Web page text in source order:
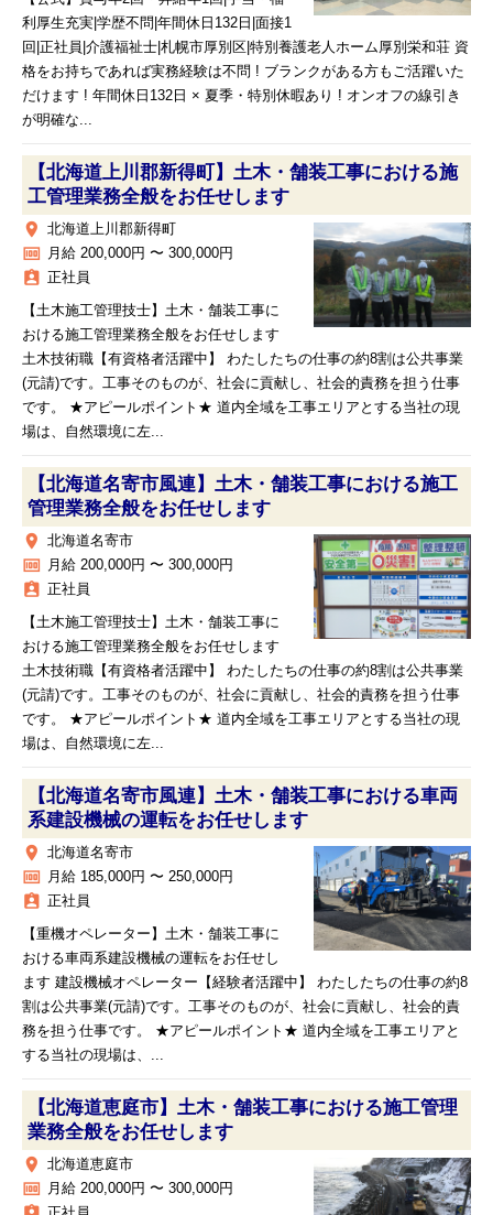
利厚生充実|学歴不問|年間休日132日|面接1
回|正社員|介護福祉士|札幌市厚別区|特別養護老人ホーム厚別栄和荘 資
格をお持ちであれば実務経験は不問 ! ブランクがある方もご活躍いた
だけます ! 年間休日132日 × 夏季・特別休暇あり ! オンオフの線引き
が明確な...
【北海道上川郡新得町】土木・舗装工事における施
工管理業務全般をお任せします
place 北海道上川郡新得町
money 月給 200,000円 〜 300,000円
assignment_ind 正社員
【土木施工管理技士】土木・舗装工事に
おける施工管理業務全般をお任せします
土木技術職【有資格者活躍中】 わたしたちの仕事の約8割は公共事業
(元請)です。工事そのものが、社会に貢献し、社会的責務を担う仕事
です。 ★アピールポイント★ 道内全域を工事エリアとする当社の現
場は、自然環境に左...
【北海道名寄市風連】土木・舗装工事における施工
管理業務全般をお任せします
place 北海道名寄市
money 月給 200,000円 〜 300,000円
assignment_ind 正社員
【土木施工管理技士】土木・舗装工事に
おける施工管理業務全般をお任せします
土木技術職【有資格者活躍中】 わたしたちの仕事の約8割は公共事業
(元請)です。工事そのものが、社会に貢献し、社会的責務を担う仕事
です。 ★アピールポイント★ 道内全域を工事エリアとする当社の現
場は、自然環境に左...
【北海道名寄市風連】土木・舗装工事における車両
系建設機械の運転をお任せします
place 北海道名寄市
money 月給 185,000円 〜 250,000円
assignment_ind 正社員
【重機オペレーター】土木・舗装工事に
おける車両系建設機械の運転をお任せし
ます 建設機械オペレーター【経験者活躍中】 わたしたちの仕事の約8
割は公共事業(元請)です。工事そのものが、社会に貢献し、社会的責
務を担う仕事です。 ★アピールポイント★ 道内全域を工事エリアと
する当社の現場は、...
【北海道恵庭市】土木・舗装工事における施工管理
業務全般をお任せします
place 北海道恵庭市
money 月給 200,000円 〜 300,000円